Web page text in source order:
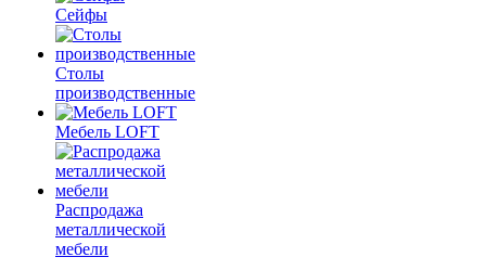
Сейфы
Столы
производственные
Мебель LOFT
Распродажа
металлической
мебели